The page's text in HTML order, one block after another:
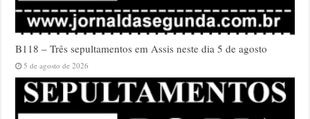
B118 – Três sepultamentos em Assis neste dia 5 de agosto
5 de agosto de 2026